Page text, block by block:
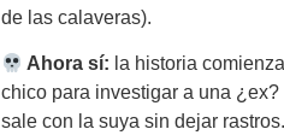
de las calaveras).
Ahora sí: la historia
chico para investigar a una
sale con la suya sin dejar